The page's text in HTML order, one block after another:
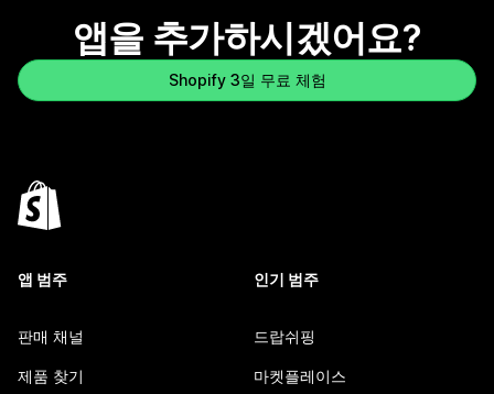
앱을 추가하시겠어요?
Shopify 3일 무료 체험
앱 범주
판매 채널
제품 찾기
인기 범주
드랍쉬핑
마켓플레이스